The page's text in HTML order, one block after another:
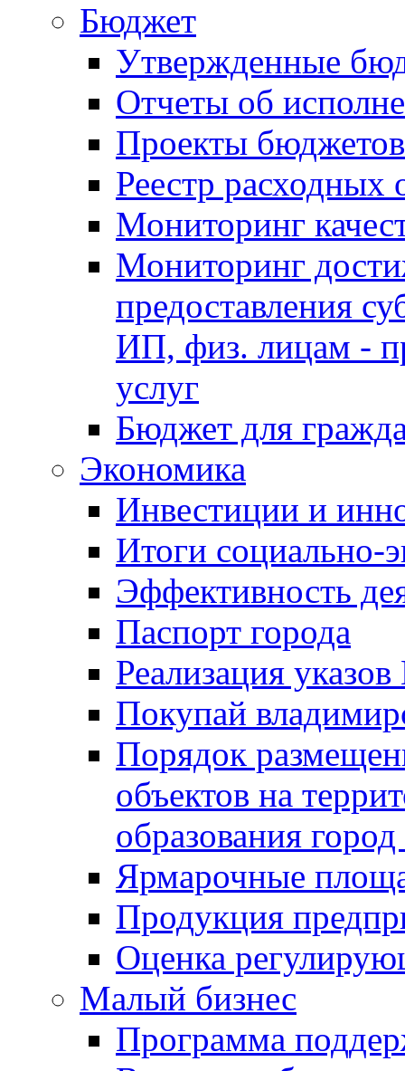
Бюджет
Утвержденные
Отчеты об
Проекты бюджетов
Реестр расходных
Мониторинг
Мониторинг
предоставления
ИП, физ. лицам -
услуг
Бюджет для
Экономика
Инвестиции и
Итоги социально-
Эффективность
Паспорт города
Реализация
Покупай
Порядок
объектов на
образования
Ярмарочные
Продукция
Оценка
Малый бизнес
Программа